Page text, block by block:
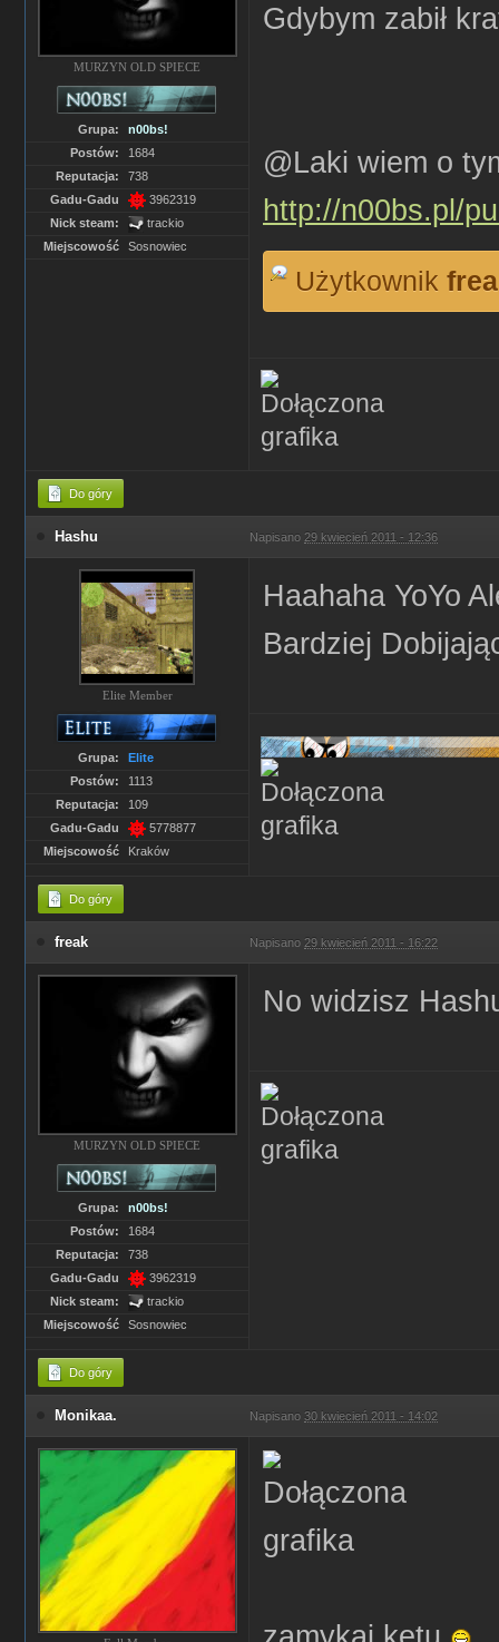
MURZYN OLD SPIECE
Grupa:
n00bs!
Postów:
1684
Reputacja:
738
Gadu-Gadu
3962319
Nick steam:
trackio
Miejscowość
Sosnowiec
Gdybym zabił
@Laki wiem o
http://n00bs.pl/
Użytkownik
Do góry
Hashu Napisano 29 kwiecień 2011 - 12:36
Elite Member
Grupa:
Elite
Postów:
1113
Reputacja:
109
Gadu-Gadu
5778877
Miejscowość
Kraków
Haahaha YoYo
Bardziej
Do góry
freak Napisano 29 kwiecień 2011 - 16:22
MURZYN OLD SPIECE
Grupa:
n00bs!
Postów:
1684
Reputacja:
738
Gadu-Gadu
3962319
Nick steam:
trackio
Miejscowość
Sosnowiec
No widzisz
Do góry
Monikaa. Napisano 30 kwiecień 2011 - 14:02